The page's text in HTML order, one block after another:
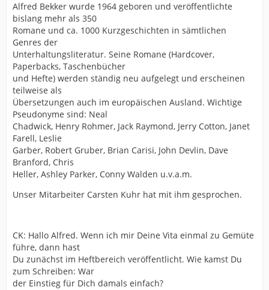
Alfred Bekker wurde 1964 geboren und veröffentlichte
bislang mehr als 350
Romane und ca. 1000 Kurzgeschichten in sämtlichen
Genres der
Unterhaltungsliteratur. Seine Romane (Hardcover,
Paperbacks, Taschenbücher
und Hefte) werden ständig neu aufgelegt und erscheinen
teilweise als
Übersetzungen auch im europäischen Ausland. Wichtige
Pseudonyme sind: Neal
Chadwick, Henry Rohmer, Jack Raymond, Jerry Cotton, Janet
Farell, Leslie
Garber, Robert Gruber, Brian Carisi, John Devlin, Dave
Branford, Chris
Heller, Ashley Parker, Conny Walden u.v.a.m.
Unser Mitarbeiter Carsten Kuhr hat mit ihm gesprochen.
CK: Hallo Alfred. Wenn ich mir Deine Vita einmal zu Gemüte
führe, dann hast
Du zunächst im Heftbereich veröffentlicht. Wie kamst Du
zum Schreiben: War
der Einstieg für Dich damals einfach?